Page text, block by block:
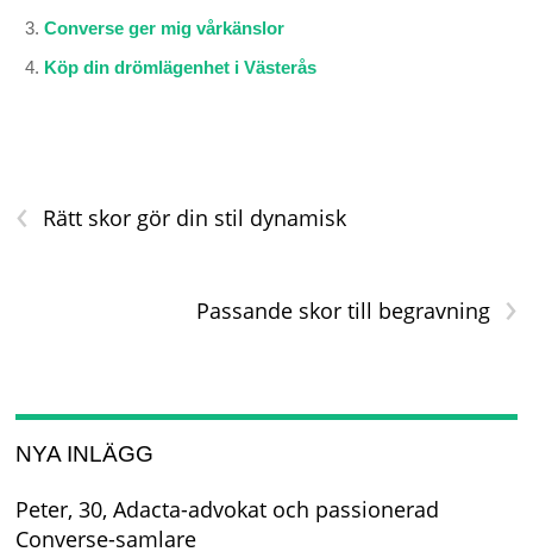
Converse ger mig vårkänslor
Köp din drömlägenhet i Västerås
‹ Rätt skor gör din stil dynamisk
›
Passande skor till begravning
NYA INLÄGG
Peter, 30, Adacta-advokat och passionerad
Converse-samlare